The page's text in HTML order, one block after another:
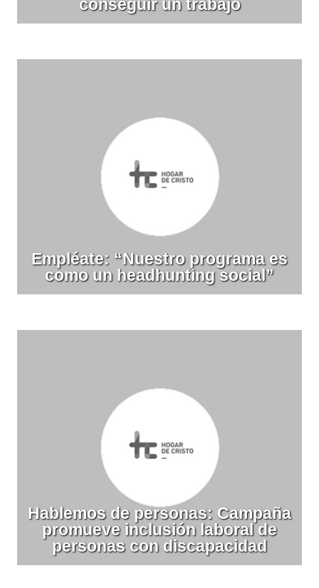
conseguir un trabajo
Empléate: “Nuestro programa es
como un headhunting social”
Hablemos de personas: Campaña
promueve inclusión laboral de
personas con discapacidad